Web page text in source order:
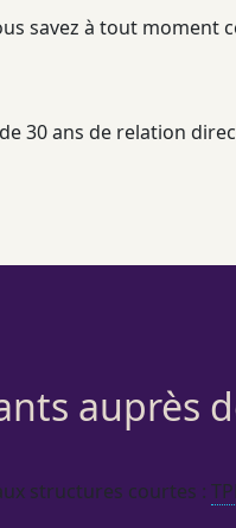
savez à tout
30 ans de relation
auprès
structures courtes :